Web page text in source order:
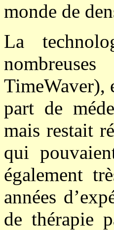
monde de
La
TimeWaver),
part de
mais restait
qui
également
années
de thérapie